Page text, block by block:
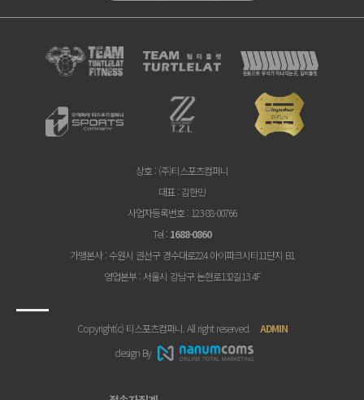
상호 : (주)티스포츠컴퍼니
대표 : 김한민
사업자등록번호 : 123-88-00766
Tel : 1688-0860
가맹본사: 수원시 권선구 경수대로224 아이파크시티11단지 B1
영업본부: 서울시 강남구 논현로132길13 4F
Copyright(c) 티스포츠컴퍼니. All right reserved. ADMIN
design By